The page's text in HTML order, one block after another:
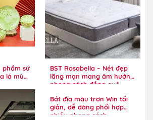
phẩm sứ
lá mùa
BST Rosabella – Nét đẹp
lãng mạn mang âm hưởng
phong cách đồng quê
Bát đĩa màu trơn Win tối
giản, dễ dàng phối hợp
nhiều phong cách